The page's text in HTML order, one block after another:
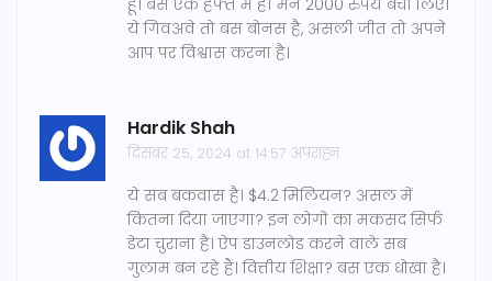
हूँ। बस एक हफ्ते में ही मैंने 2000 रुपये बचा लिए।
ये गिवअवे तो बस बोनस है, असली जीत तो अपने
आप पर विश्वास करना है।
Hardik Shah
दिसंबर 25, 2024 at 14:57 अपराह्न
ये सब बकवास है। $4.2 मिलियन? असल में
कितना दिया जाएगा? इन लोगों का मकसद सिर्फ
डेटा चुराना है। ऐप डाउनलोड करने वाले सब
गुलाम बन रहे हैं। वित्तीय शिक्षा? बस एक धोखा है।